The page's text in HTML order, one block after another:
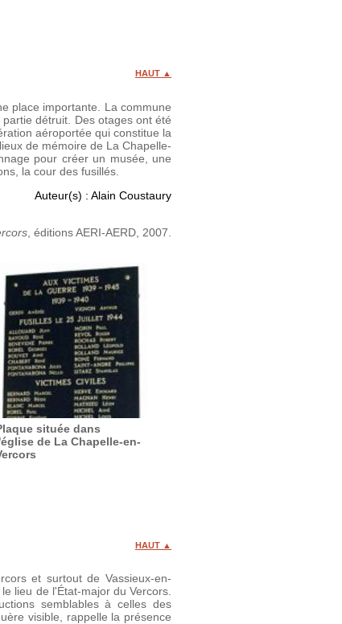
HAUT ▲
place importante. La commune
détruit. Des otages ont été
aéroportée qui constitue la
de mémoire de La Chapelle-
pour créer un musée, une
la cour des fusillés.
Auteur(s) : Alain Coustaury
, éditions AERI-AERD, 2007.
située dans
de La Chapelle-en-
HAUT ▲
et surtout de Vassieux-en-
lieu de l'État-major du Vercors.
semblables à celles des
visible, rappelle la présence